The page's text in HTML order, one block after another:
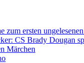
CS Brady Dougan
Märchen